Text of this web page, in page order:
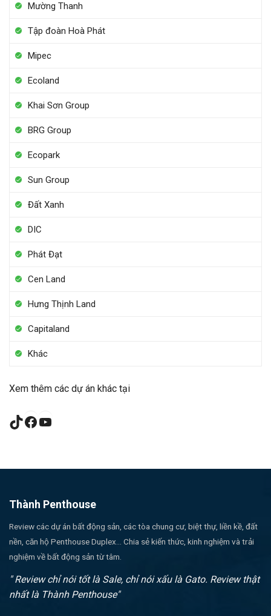
Mường Thanh
Tập đoàn Hoà Phát
Mipec
Ecoland
Khai Sơn Group
BRG Group
Ecopark
Sun Group
Đất Xanh
DIC
Phát Đạt
Cen Land
Hưng Thịnh Land
Capitaland
Khác
Xem thêm các dự án khác tại
TikTok
Facebook
Thành Penthouse
Review các dự án bất động sản, các tòa chung cư, biệt thự, liền kề, đất
nền, căn hộ Penthouse Duplex... Chia sẻ kiến thức, kinh nghiệm và trải
nghiệm về bất động sản từ tâm.
" Review chỉ nói tốt là Sale, chỉ nói xấu là Gato. Review thật
nhất là Thành Penthouse"